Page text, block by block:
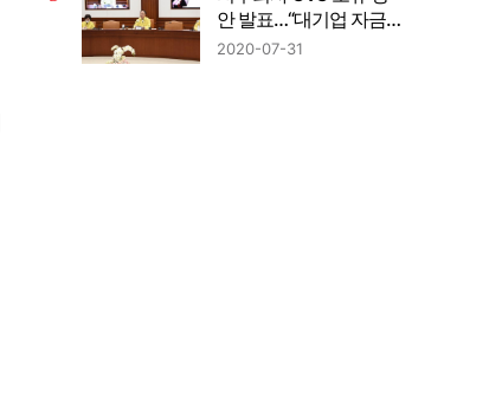
안 발표…“대기업 자금의
벤처투자 확대”
2020-07-31